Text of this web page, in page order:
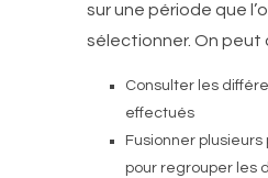
sur une période que
sélectionner. On peut
Consulter les
effectués
Fusionner plusieurs
pour regrouper les